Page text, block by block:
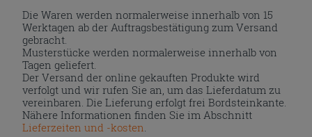
Die Waren werden normalerweise innerhalb von 15
Werktagen ab der Auftragsbestätigung zum Versand
gebracht.
Musterstücke werden normalerweise innerhalb von
Tagen geliefert.
Der Versand der online gekauften Produkte wird
verfolgt und wir rufen Sie an, um das Lieferdatum zu
vereinbaren. Die Lieferung erfolgt frei Bordsteinkante.
Nähere Informationen finden Sie im Abschnitt
Lieferzeiten und -kosten